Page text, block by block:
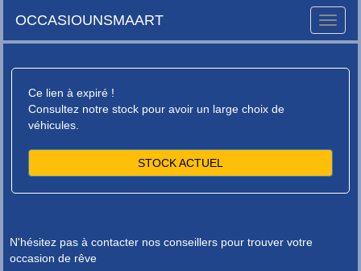
Toggle
OCCASIOUNSMAART
Ce lien à expiré !
Consultez notre stock pour avoir un large choix de
véhicules.
STOCK ACTUEL
N'hésitez pas à contacter nos conseillers pour trouver votre
occasion de rêve